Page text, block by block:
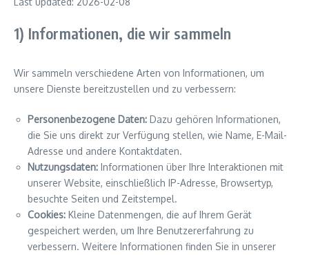
1) Informationen, die wir sammeln
Wir sammeln verschiedene Arten von Informationen, um
unsere Dienste bereitzustellen und zu verbessern:
Personenbezogene Daten: Dazu gehören Informationen,
die Sie uns direkt zur Verfügung stellen, wie Name, E-Mail-
Adresse und andere Kontaktdaten.
Nutzungsdaten: Informationen über Ihre Interaktionen mit
unserer Website, einschließlich IP-Adresse, Browsertyp,
besuchte Seiten und Zeitstempel.
Cookies: Kleine Datenmengen, die auf Ihrem Gerät
gespeichert werden, um Ihre Benutzererfahrung zu
verbessern. Weitere Informationen finden Sie in unserer